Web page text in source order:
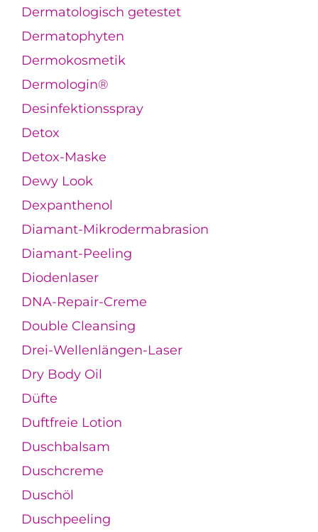
Dermatologisch getestet
Dermatophyten
Dermokosmetik
Dermologin®
Desinfektionsspray
Detox
Detox-Maske
Dewy Look
Dexpanthenol
Diamant-Mikrodermabrasion
Diamant-Peeling
Diodenlaser
DNA-Repair-Creme
Double Cleansing
Drei-Wellenlängen-Laser
Dry Body Oil
Düfte
Duftfreie Lotion
Duschbalsam
Duschcreme
Duschöl
Duschpeeling